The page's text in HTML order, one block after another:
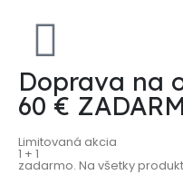
Doprava na
60 €
Limitovaná akcia
1 + 1
zadarmo. Na všetky